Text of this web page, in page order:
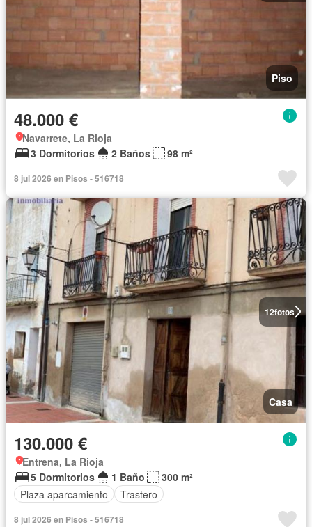
Piso
48.000 €
Navarrete, La Rioja
3 Dormitorios
2 Baños 98 m²
8 jul 2026 en Pisos - 516718
12fotos
Casa
130.000 €
Entrena, La Rioja
5 Dormitorios
1 Baño
300 m²
Plaza aparcamiento
Trastero
8 jul 2026 en Pisos - 516718